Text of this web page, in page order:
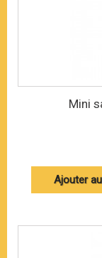
Mini
Ajouter